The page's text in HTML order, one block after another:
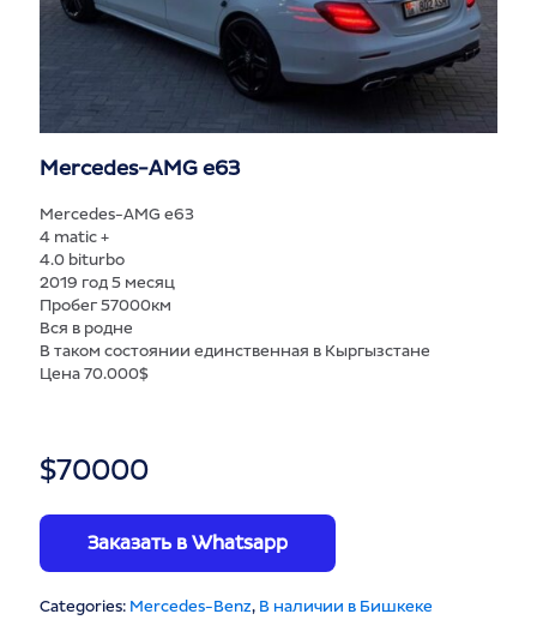
Mercedes-AMG e63
Mercedes-AMG e63
4 matic +
4.0 biturbo
2019 год 5 месяц
Пробег 57000км
Вся в родне
В таком состоянии единственная в Кыргызстане
Цена 70.000$
$70000
Заказать в Whatsapp
Categories: Mercedes-Benz, В наличии в Бишкеке